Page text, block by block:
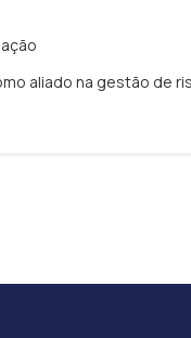
aliado na gestão de